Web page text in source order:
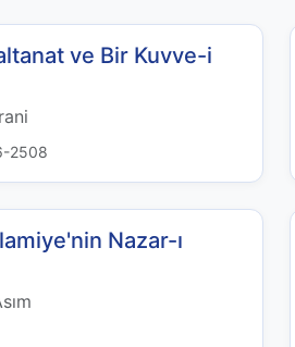
ve Bir Kuvve-i
2508
Nazar-ı